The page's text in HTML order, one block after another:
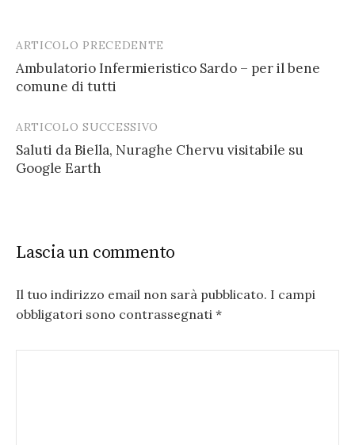
Post
navigation
ARTICOLO PRECEDENTE
Ambulatorio Infermieristico Sardo – per il bene
comune di tutti
ARTICOLO SUCCESSIVO
Saluti da Biella, Nuraghe Chervu visitabile su
Google Earth
Lascia un commento
Il tuo indirizzo email non sarà pubblicato. I campi
obbligatori sono contrassegnati *